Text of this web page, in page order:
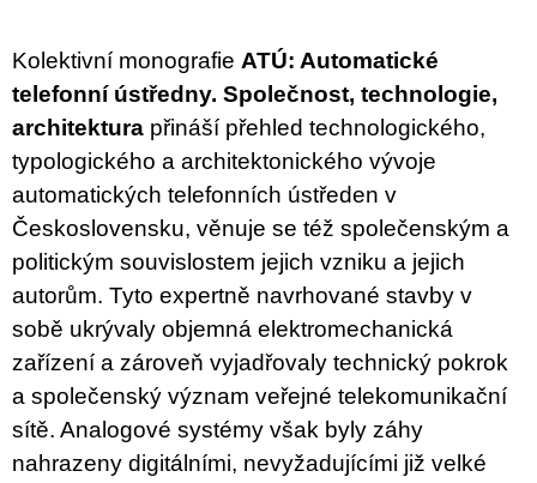
Kolektivní monografie ATÚ: Automatické
telefonní ústředny. Společnost, technologie,
architektura přináší přehled technologického,
typologického a architektonického vývoje
automatických telefonních ústředen v
Československu, věnuje se též společenským a
politickým souvislostem jejich vzniku a jejich
autorům. Tyto expertně navrhované stavby v
sobě ukrývaly objemná elektromechanická
zařízení a zároveň vyjadřovaly technický pokrok
a společenský význam veřejné telekomunikační
sítě. Analogové systémy však byly záhy
nahrazeny digitálními, nevyžadujícími již velké
e
e
VÝVAR
NEJEN
ROMSKÉ
RECEPTY
PRO
SNESITELNĚJŠÍ
300
Kč
Původně:
350
Kč